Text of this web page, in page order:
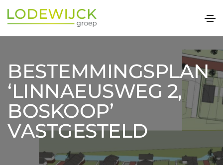
BESTEMMINGSPLAN
‘LINNAEUSWEG 2,
BOSKOOP’
VASTGESTELD